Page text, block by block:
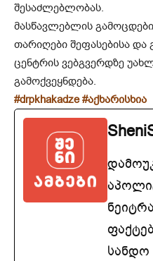
შესაძლებლობას.
მასწავლებლის
თარიღები შეფასებისა
ცენტრის ვებგვერდზე
გამოქვეყნდება.
#drpkhakadze #აქხარისხია
სანდო